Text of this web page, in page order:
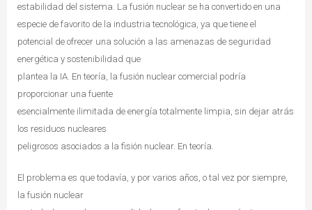
estabilidad del sistema. La fusión nuclear se ha convertido en una
especie de favorito de la industria tecnológica, ya que tiene el
potencial de ofrecer una solución a las amenazas de seguridad
energética y sostenibilidad que
plantea la IA. En teoría, la fusión nuclear comercial podría
proporcionar una fuente
esencialmente ilimitada de energía totalmente limpia, sin dejar atrás
los residuos nucleares
peligrosos asociados a la fisión nuclear. En teoría.
El problema es que todavía, y por varios años, o tal vez por siempre,
la fusión nuclear